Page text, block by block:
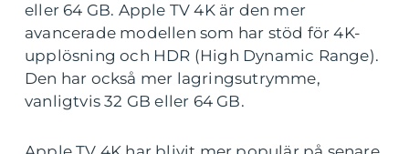
eller 64 GB. Apple TV 4K är den mer
avancerade modellen som har stöd för 4K-
upplösning och HDR (High Dynamic Range).
Den har också mer lagringsutrymme,
vanligtvis 32 GB eller 64 GB.